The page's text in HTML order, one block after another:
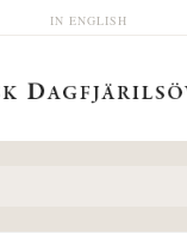
IN ENGLISH